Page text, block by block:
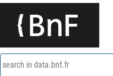
search in data.bnf.fr